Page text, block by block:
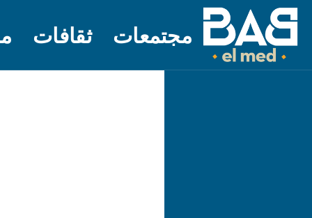
مجتمعات ثقافات